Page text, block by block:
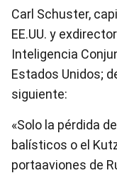
Carl Schuster,
EE.UU. y
Inteligencia
Estados Unidos;
siguiente:
«Solo la pérdida
balísticos o el
portaaviones de